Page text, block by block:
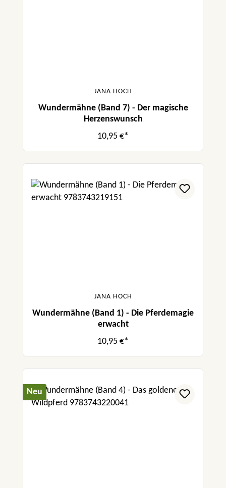
JANA HOCH
Wundermähne (Band 7) - Der magische
Herzenswunsch
10,95 €*
JANA HOCH
Wundermähne (Band 1) - Die Pferdemagie
erwacht
10,95 €*
Neu